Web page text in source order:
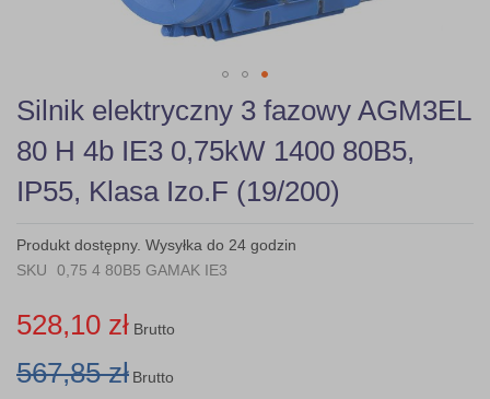
Skip
to
the
beginning
of
the
gallery
Silnik elektryczny 3 fazowy AGM3EL
80 H 4b IE3 0,75kW 1400 80B5,
IP55, Klasa Izo.F (19/200)
Produkt dostępny. Wysyłka do 24 godzin
SKU
0,75 4 80B5 GAMAK IE3
528,10 zł Brutto
567,85 zł Brutto